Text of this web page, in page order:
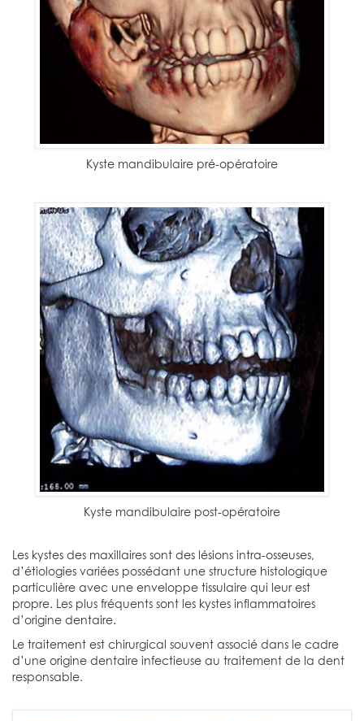
Kyste mandibulaire pré-opératoire
Kyste mandibulaire post-opératoire
Les kystes des maxillaires sont des lésions intra-osseuses,
d’étiologies variées possédant une structure histologique
particulière avec une enveloppe tissulaire qui leur est
propre. Les plus fréquents sont les kystes inflammatoires
d’origine dentaire.
Le traitement est chirurgical souvent associé dans le cadre
d’une origine dentaire infectieuse au traitement de la dent
responsable.